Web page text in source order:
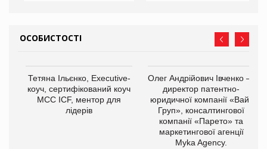
ОСОБИСТОСТІ
Тетяна Ільєнко, Executive-
коуч, сертифікований коуч
МСС ICF, ментор для
лідерів
Олег Андрійович Івченко —
директор патентно-
юридичної компанії «Вайз
Груп», консалтингової
компанії «Парето» та
маркетингової агенції
Myka Agency.